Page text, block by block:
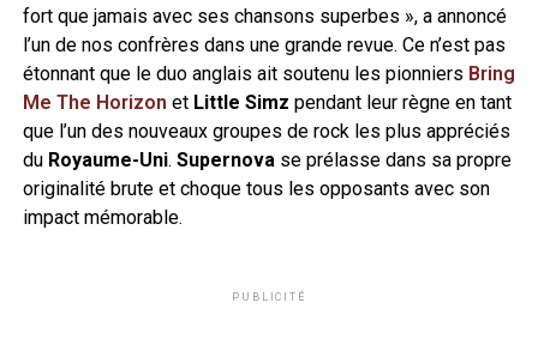
fort que jamais avec ses chansons superbes », a annoncé
l’un de nos confrères dans une grande revue. Ce n’est pas
étonnant que le duo anglais ait soutenu les pionniers Bring
Me The Horizon etLittle Simz pendant leur règne en tant
que l’un des nouveaux groupes de rock les plus appréciés
du Royaume-Uni. Supernovase prélasse dans sa propre
originalité brute et choque tous les opposants avec son
impact mémorable.
PUBLICITÉ